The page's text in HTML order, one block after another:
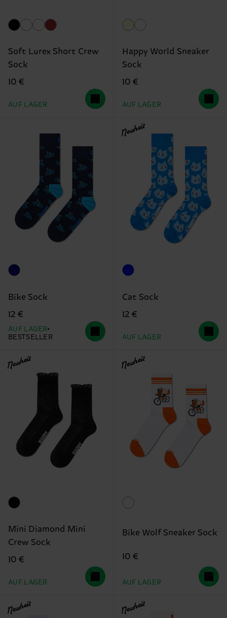
Soft Lurex Short Crew
Sock
10 €
AUF LAGER
Happy World Sneaker
Sock
10 €
AUF LAGER
Bike Sock
12 €
AUF LAGER
BESTSELLER
Neuheit
Cat Sock
12 €
AUF LAGER
Neuheit
Mini Diamond Mini
Crew Sock
10 €
AUF LAGER
Neuheit
Bike Wolf Sneaker Sock
10 €
AUF LAGER
Neuheit Neuheit